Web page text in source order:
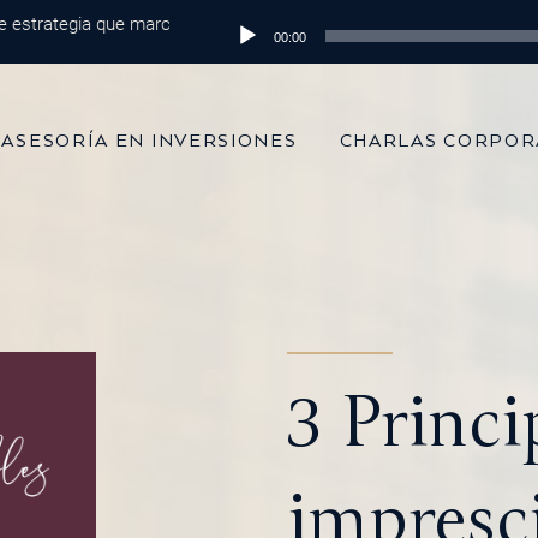
que marca la diferencia Episodio 215: De 100 mil dólares
Reproductor
00:00
ASESORÍA EN INVERSIONES CHARLAS
3